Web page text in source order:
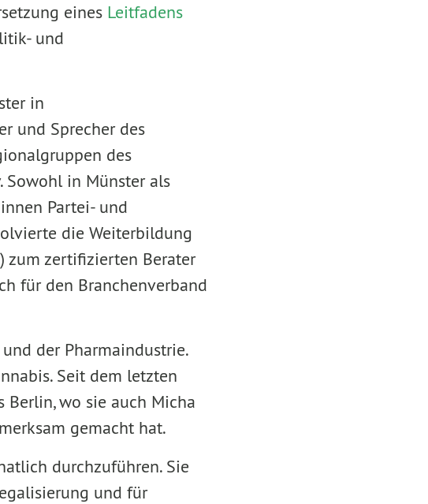
eines Leitfadens
und
in
und Sprecher des
des
Sowohl in Münster als
Partei- und
die Weiterbildung
zum zertifizierten Berater
für den Branchenverband
der Pharmaindustrie.
Seit dem letzten
Berlin, wo sie auch Micha
gemacht hat.
durchzuführen. Sie
und für